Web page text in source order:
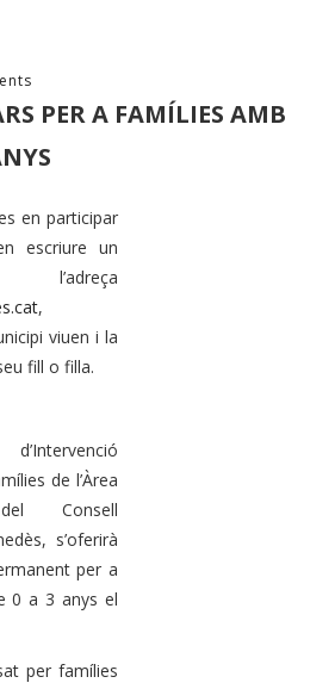
PER A FAMÍLIES AMB
en participar
escriure un
,
viuen i la
fill o filla.
de l’Àrea
Consell
s’oferirà
per a
0 a 3 anys el
per famílies